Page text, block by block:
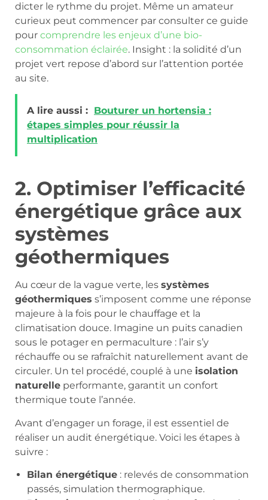
dicter le rythme du projet. Même un amateur
curieux peut commencer par consulter ce guide
pour comprendre les enjeux d’une bio-
consommation éclairée. Insight : la solidité d’un
projet vert repose d’abord sur l’attention portée
au site.
A lire aussi : Bouturer un hortensia :
étapes simples pour réussir la
multiplication
2. Optimiser l’efficacité
énergétique grâce aux
systèmes
géothermiques
Au cœur de la vague verte, les systèmes
géothermiques s’imposent comme une réponse
majeure à la fois pour le chauffage et la
climatisation douce. Imagine un puits canadien
sous le potager en permaculture : l’air s’y
réchauffe ou se rafraîchit naturellement avant de
circuler. Un tel procédé, couplé à une isolation
naturelle performante, garantit un confort
thermique toute l’année.
Avant d’engager un forage, il est essentiel de
réaliser un audit énergétique. Voici les étapes à
suivre :
Bilan énergétique : relevés de consommation
passés, simulation thermographique.